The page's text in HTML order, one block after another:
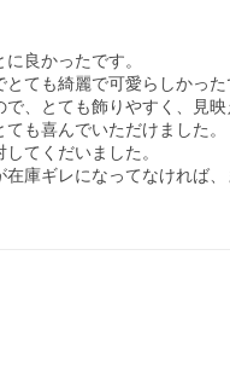
良かったです。
ても綺麗で可愛らしかっ
、とても飾りやすく、見
も喜んでいただけました。
てくだいました。
庫ギレになってなければ